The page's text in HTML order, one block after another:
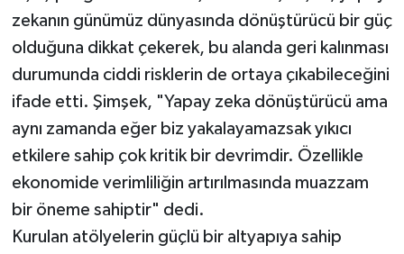
zekanın günümüz dünyasında dönüştürücü bir güç
olduğuna dikkat çekerek, bu alanda geri kalınması
durumunda ciddi risklerin de ortaya çıkabileceğini
ifade etti. Şimşek, "Yapay zeka dönüştürücü ama
aynı zamanda eğer biz yakalayamazsak yıkıcı
etkilere sahip çok kritik bir devrimdir. Özellikle
ekonomide verimliliğin artırılmasında muazzam
bir öneme sahiptir" dedi.
Kurulan atölyelerin güçlü bir altyapıya sahip